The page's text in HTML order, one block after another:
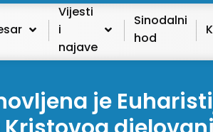
Vijesti
i
najave
Sinodalni
hod
je